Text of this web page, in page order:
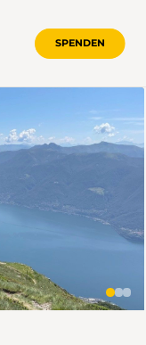
SPENDEN